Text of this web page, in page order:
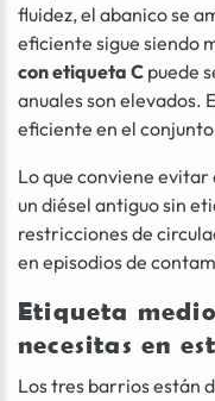
fluidez, el abanico se
eficiente sigue siendo
con etiqueta C puede
anuales son elevados.
eficiente en el
Lo que conviene
un diésel antiguo sin
restricciones de
en episodios de
Etiqueta
necesitas en
Los tres barrios están